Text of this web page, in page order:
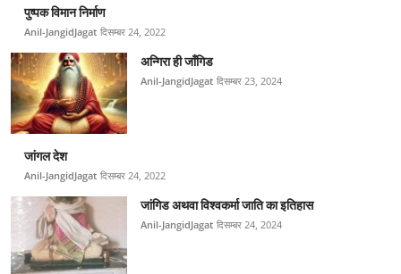
पुष्पक विमान निर्माण
Anil-JangidJagat दिसम्बर 24, 2022
अन्गिरा ही जाँगिड
Anil-JangidJagat दिसम्बर 23, 2024
जांगल देश
Anil-JangidJagat दिसम्बर 24, 2022
जांगिड अथवा विश्वकर्मा जाति का इतिहास
Anil-JangidJagat दिसम्बर 24, 2024